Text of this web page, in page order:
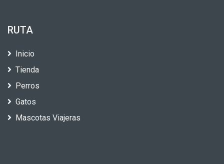
RUTA
Inicio
Tienda
Perros
Gatos
Mascotas Viajeras